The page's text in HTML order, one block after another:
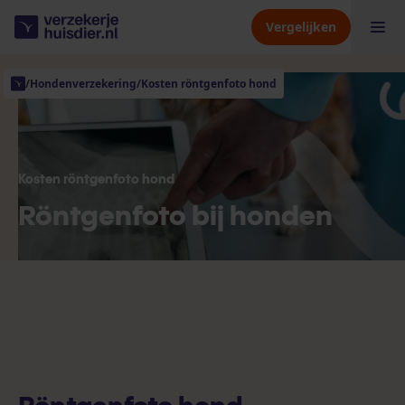
Vergelijken
/Hondenverzekering/Kosten röntgenfoto hond
Hondenverzekering
Dierenverzekering
Over ons
Kosten röntgenfoto hond
Röntgenfoto bij honden